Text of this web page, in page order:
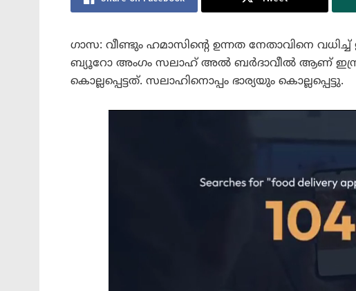
ഗാസ: വീണ്ടും ഹമാസിന്റെ ഉന്നത നേതാവിനെ
ബ്യൂറോ അംഗം സലാഹ് അൽ ബർദാവീൽ ആണ്
കൊല്ലപ്പെട്ടത്. സലാഹിനൊപ്പം ഭാര്യയും കൊല്ലപ്പെട്ടു.